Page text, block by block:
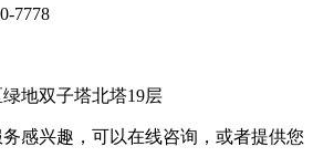
7778
地双子塔北塔19层
感兴趣，可以在线咨询，或者提供您